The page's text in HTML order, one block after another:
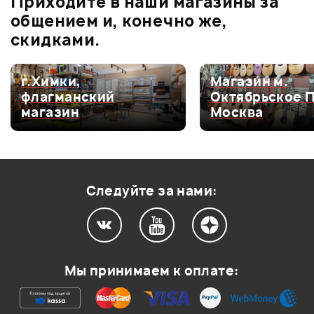
Оценка1
Мой отзыв о товаре
Ваша оценка:
Впечатления о товаре:
общением и, конечно же,
скидками.
г.Химки,
флагманский
магазин
Магазин м.
Октябрьское
Москва
Следуйте за нами:
Мы принимаем к оплате: